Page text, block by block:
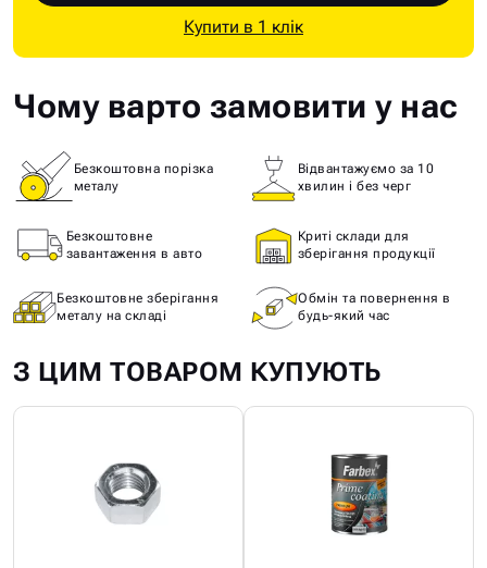
Купити в 1 клік
Чому варто замовити у нас
Безкоштовна порізка
металу
Відвантажуємо за 10
хвилин і без черг
Безкоштовне
завантаження в авто
Криті склади для
зберігання продукції
Безкоштовне зберігання
металу на складі
Обмін та повернення в
будь-який час
З ЦИМ ТОВАРОМ КУПУЮТЬ